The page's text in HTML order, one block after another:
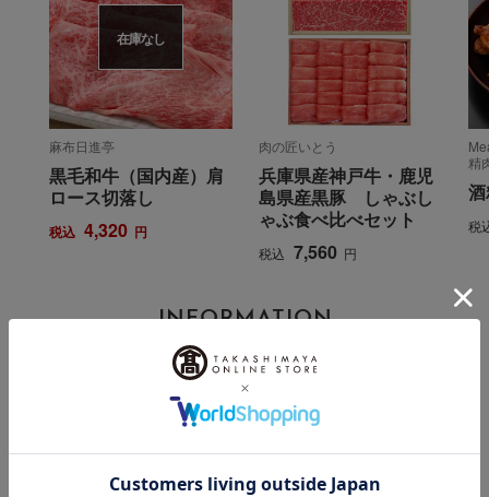
在庫なし
麻布日進亭
黒毛和牛（国内産）肩
ロース切落し
税込 4,320 円
肉の匠いとう
兵庫県産神戸牛・鹿児
島県産黒豚 しゃぶし
ゃぶ食べ比べセット
税込 7,560 円
精
税
INFORMATION
大切なお知らせ
お届け遅延のお知らせ
2025年10月03日